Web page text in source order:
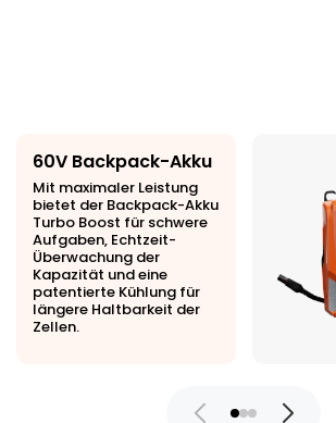
60V Backpack-Akku
Mit maximaler Leistung
bietet der Backpack-Akku
Turbo Boost für schwere
Aufgaben, Echtzeit-
Überwachung der
Kapazität und eine
patentierte Kühlung für
längere Haltbarkeit der
Zellen.